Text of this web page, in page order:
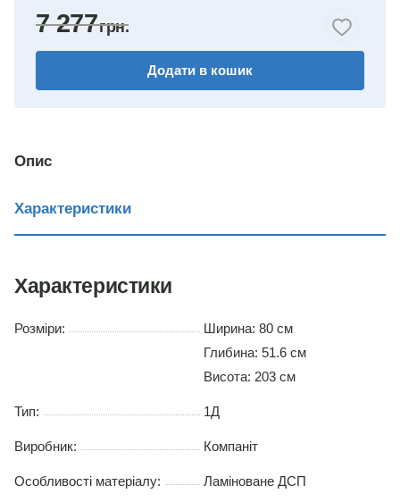
горіх
венге комбіноване
7 277
Додати в кошик
Опис
Характеристики
Характеристики
Розміри:
Ширина: 80 см
Глибина: 51.6 см
Висота: 203 см
Тип: 1Д
Виробник: Компаніт
Особливості матеріалу: Ламіноване ДСП